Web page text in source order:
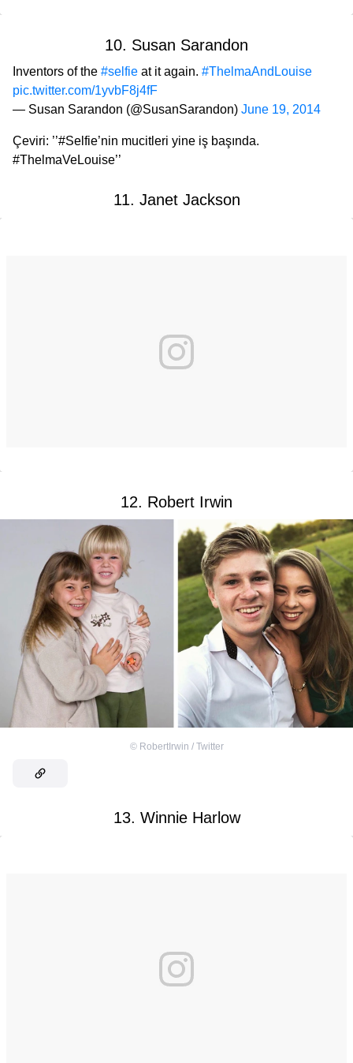
10. Susan Sarandon
Inventors of the #selfie at it again. #ThelmaAndLouise
pic.twitter.com/1yvbF8j4fF
— Susan Sarandon (@SusanSarandon) June 19, 2014
Çeviri: ’’#Selfie’nin mucitleri yine iş başında.
#ThelmaVeLouise’’
11. Janet Jackson
12. Robert Irwin
© RobertIrwin / Twitter
13. Winnie Harlow